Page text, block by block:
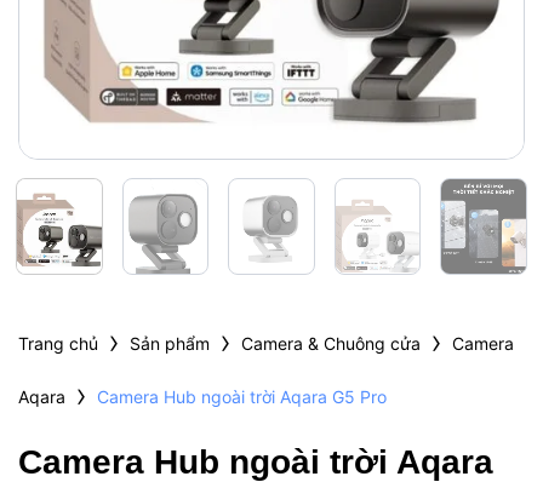
Trang chủ › Sản phẩm › Camera & Chuông cửa › Camera
Aqara › Camera Hub ngoài trời Aqara G5 Pro
Camera Hub ngoài trời Aqara